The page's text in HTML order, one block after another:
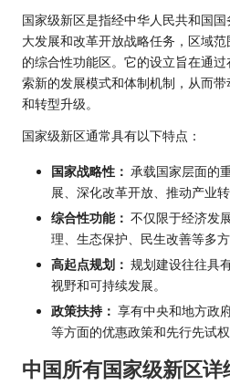
国家级新区是指经中华人民共和国
大发展和改革开放战略任务，区域
的综合性功能区。它的设立旨在通
索新的发展模式和体制机制，从而
和转型升级。
国家级新区通常具有以下特点：
国家战略性： 承载国家层面的
展、深化改革开放、推动产业转
综合性功能： 不仅限于经济发
理、生态保护、民生改善等多方
高起点规划： 规划建设往往具
视野和可持续发展。
政策扶持： 享有中央和地方政
等方面的优惠政策和先行先试权
中国所有国家级新区详